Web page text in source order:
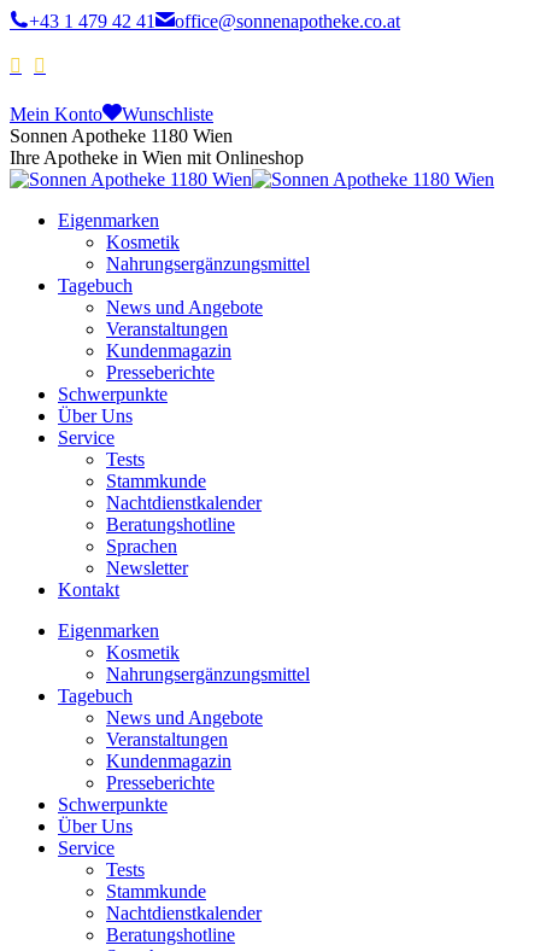
+43 1 479 42 41 office@sonnenapotheke.co.at
Mein Konto
Wunschliste
Sonnen Apotheke 1180 Wien
Ihre Apotheke in Wien mit Onlineshop
Eigenmarken
Kosmetik
Nahrungsergänzungsmittel
Tagebuch
News und Angebote
Veranstaltungen
Kundenmagazin
Presseberichte
Schwerpunkte
Über Uns
Service
Tests
Stammkunde
Nachtdienstkalender
Beratungshotline
Sprachen
Newsletter
Kontakt
Eigenmarken
Kosmetik
Nahrungsergänzungsmittel
Tagebuch
News und Angebote
Veranstaltungen
Kundenmagazin
Presseberichte
Schwerpunkte
Über Uns
Service
Tests
Stammkunde
Nachtdienstkalender
Beratungshotline